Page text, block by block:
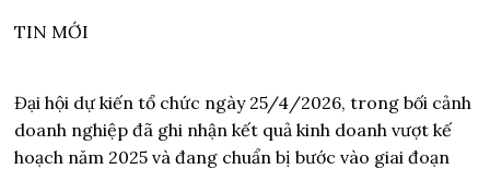
TIN MỚI
Đại hội dự kiến tổ chức ngày 25/4/2026, trong bối cảnh
doanh nghiệp đã ghi nhận kết quả kinh doanh vượt kế
hoạch năm 2025 và đang chuẩn bị bước vào giai đoạn